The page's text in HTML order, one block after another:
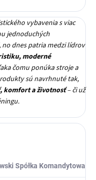
vybavenia s viac
jednoduchých
dnes patria medzi lídrov
moderné
čomu ponúka stroje a
sú navrhnuté tak,
komfort a životnosť– či už
Spółka Komandytowa